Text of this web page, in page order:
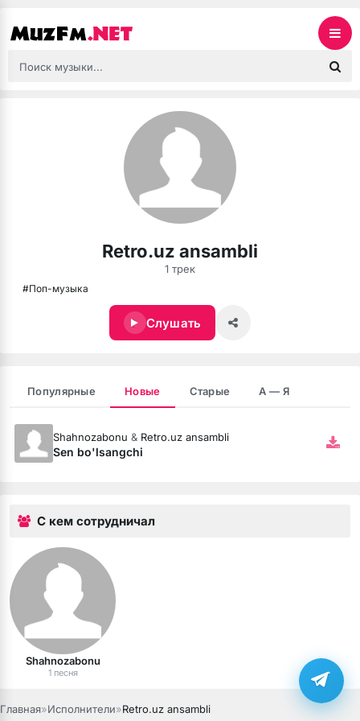
Retro.uz ansambli
1 трек
#Поп-музыка
Слушать
Популярные Новые Старые А — Я
Shahnozabonu & Retro.uz ansambli
Sen bo'lsangchi
С кем сотрудничал
Shahnozabonu
1 песня
Главная»Исполнители»Retro.uz ansambli